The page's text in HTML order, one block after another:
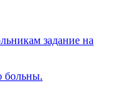
задание на
больны.